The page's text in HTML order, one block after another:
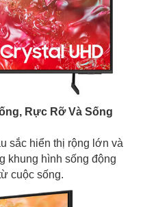
Rực Rỡ Và Sống
sắc hiển thị rộng lớn và
khung hình sống động
cuộc sống.